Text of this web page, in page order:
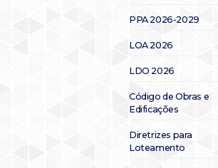
PPA 2026-2029
LOA 2026
LDO 2026
Código de Obras e
Edificações
Diretrizes para
Loteamento